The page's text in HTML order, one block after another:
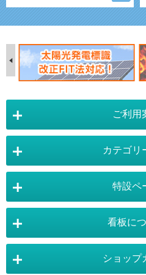
ご利用
店舗詳細情報
運営会社 :株式会社トレード
〒454-0011 愛知県 名古屋市中川
カテゴリ
スタンド看板：オプション
特設ペ
バナースタンド特設ページ
看板に
ショップ